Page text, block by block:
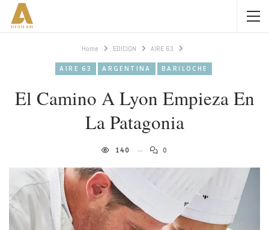
Home EDICION AIRE 63
AIRE 63 ARGENTINA BARILOCHE
El Camino A Lyon Empieza En
La Patagonia
140 0